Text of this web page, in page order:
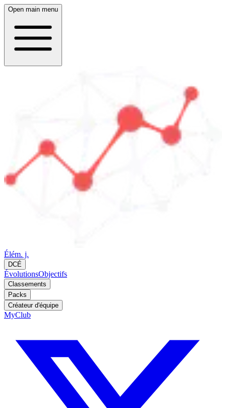
Open main menu
Élém. j.
DCÉ
ÉvolutionsObjectifs
Classements
Packs
Créateur d'équipe
MyClub